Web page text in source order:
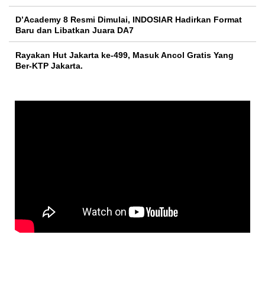
D’Academy 8 Resmi Dimulai, INDOSIAR Hadirkan Format
Baru dan Libatkan Juara DA7
Rayakan Hut Jakarta ke-499, Masuk Ancol Gratis Yang
Ber-KTP Jakarta.